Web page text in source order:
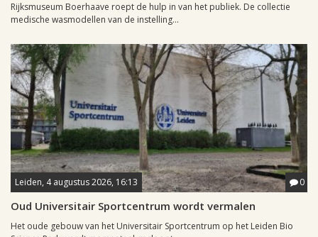
Rijksmuseum Boerhaave roept de hulp in van het publiek. De collectie
medische wasmodellen van de instelling...
Leiden, 4 augustus 2026, 16:13 0
Oud Universitair Sportcentrum wordt vermalen
Het oude gebouw van het Universitair Sportcentrum op het Leiden Bio